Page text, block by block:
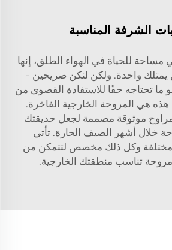
الشرفة المناسبة
مساحة للحياة في الهواء الطلق، إنها
واحدة. ولكن لنكن صريحين -
ما تحتاجه حقًا للاستفادة القصوى من
هذه هي المروحة الخارجية الفاخرة.
موثوقة مصممة لجعل حديقتك
خلال أشهر الصيف الحارة. تأتي
مختلفة وكل ذلك مخصص لتتمكن من
تناسب منطقتك الخارجية.